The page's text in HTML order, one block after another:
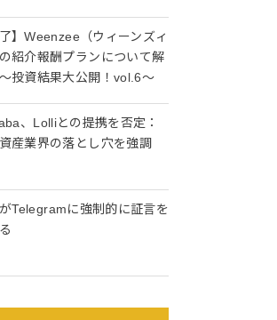
了】Weenzee（ウィーンズィ
紹介報酬プランについて解
投資結果大公開！vol.6～
、Lolliとの提携を否定：
産業界の落とし穴を強調
Telegramに強制的に証言を